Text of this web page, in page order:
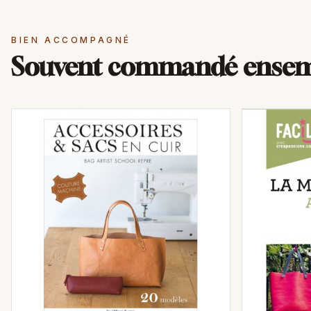
BIEN ACCOMPAGNÉ
Souvent commandé